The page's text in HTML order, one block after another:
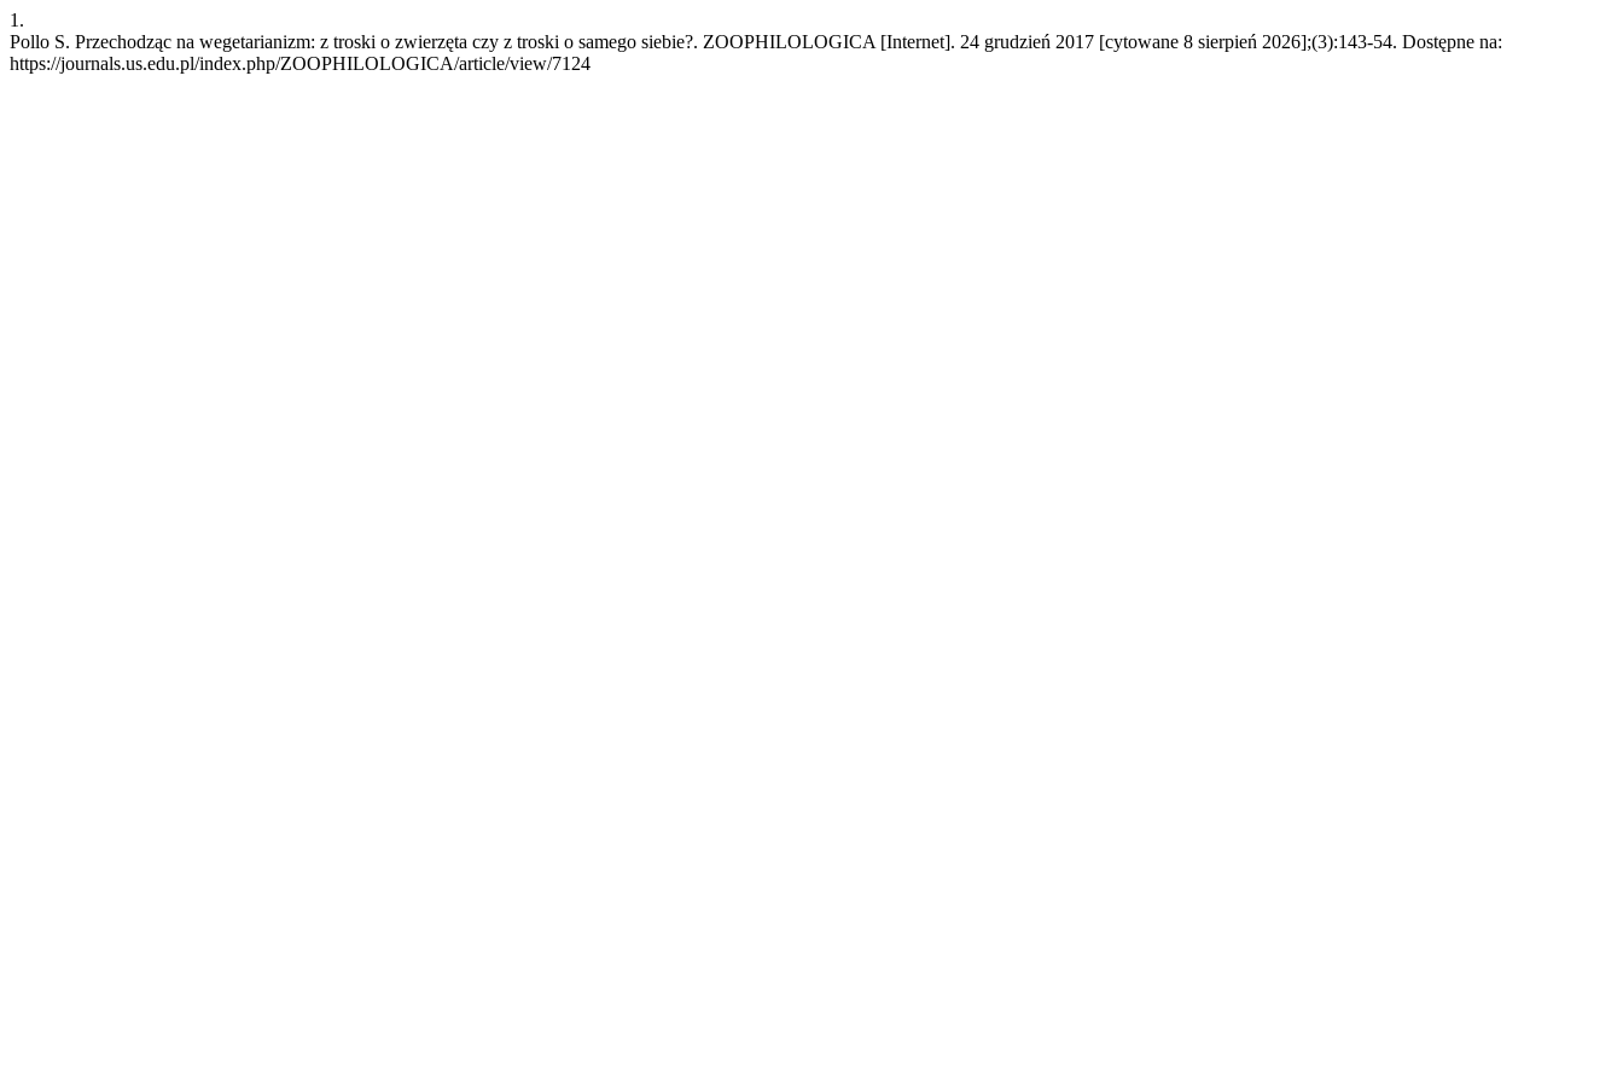
1.
Pollo S. Przechodząc na wegetarianizm: z troski o zwierzęta czy z troski o samego siebie?. ZOOPHILOLOGICA [Internet]. 24 grudzień 2017 [cytowane 8 sierpień 2026];(3):143-54. Dostępne na:
https://journals.us.edu.pl/index.php/ZOOPHILOLOGICA/article/view/7124